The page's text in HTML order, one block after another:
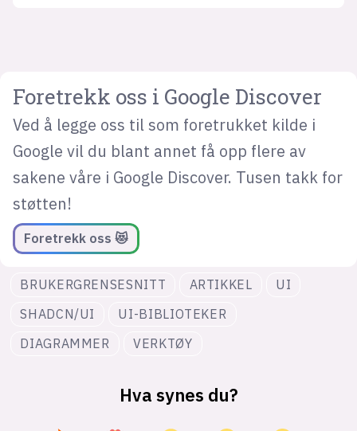
Foretrekk oss i Google Discover
Ved å legge oss til som foretrukket kilde i
Google vil du blant annet få opp flere av
sakene våre i Google Discover. Tusen takk for
støtten!
Foretrekk oss 😻
BRUKERGRENSESNITT ARTIKKEL
UI
SHADCN/UI
UI-BIBLIOTEKER
DIAGRAMMER
VERKTØY